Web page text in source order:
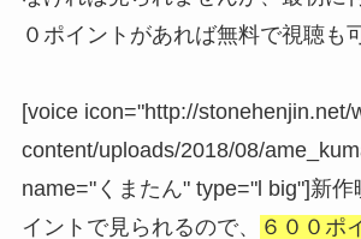
０ポイントがあれば無料で視聴も
[voice icon="http://stonehenjin.net/
content/uploads/2018/08/
name="くまたん" type="l big"]新作
イントで見られるので、
６００ポ